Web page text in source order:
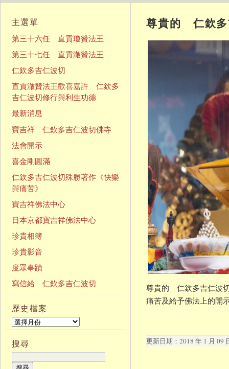
尊貴的 仁欽多
尊貴的 仁欽多吉仁波
痛苦及給予佛法上的開
更新日期：2018 年 1 月 09
主選單
第三十六任 直貢瓊贊法王
第三十七任 直貢澈贊法王
仁欽多吉仁波切
直貢澈贊法王歡喜嘉許 仁欽多
吉仁波切修行與利生功德
最新消息
寶吉祥 仁欽多吉仁波切佛寺
法會開示
喜金剛圓滿
仁欽多吉仁波切殊勝著作《快樂
與痛苦》
寶吉祥佛法中心
日本京都寶吉祥佛法中心
珍貴相簿
珍貴影音
度眾事蹟
寫信給 仁欽多吉仁波切
歷史檔案
搜尋